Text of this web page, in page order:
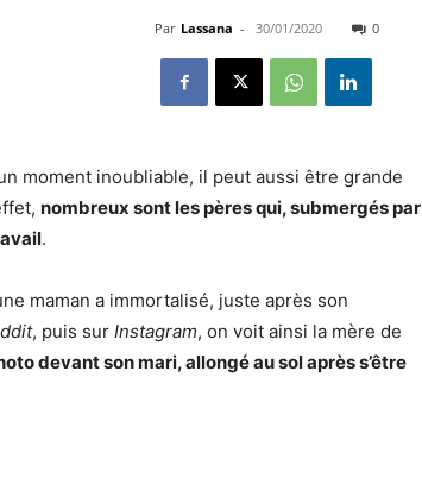
Par Lassana - 30/01/2020 0
moment inoubliable, il peut aussi être grande
nombreux sont les pères qui, submergés par
.
maman a immortalisé, juste après son
, puis sur Instagram, on voit ainsi la mère de
devant son mari, allongé au sol après s’être